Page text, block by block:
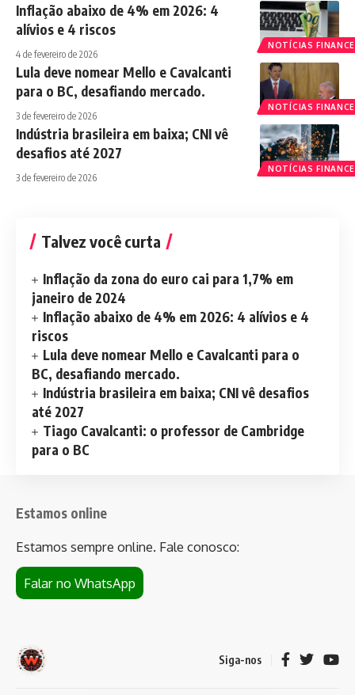
NOTÍCIAS
Inflação abaixo de 4% em 2026: 4
alívios e 4 riscos
4 de fevereiro de 2026
NOTÍCIAS
Lula deve nomear Mello e Cavalcanti
para o BC, desafiando mercado.
3 de fevereiro de 2026
NOTÍCIAS
Indústria brasileira em baixa; CNI vê
desafios até 2027
3 de fevereiro de 2026
Talvez você curta
Inflação da zona do euro cai para 1,7% em
janeiro de 2024
Inflação abaixo de 4% em 2026: 4 alívios e 4
riscos
Lula deve nomear Mello e Cavalcanti para o
BC, desafiando mercado.
Indústria brasileira em baixa; CNI vê desafios
até 2027
Tiago Cavalcanti: o professor de Cambridge
para o BC
Estamos online
Estamos sempre online. Fale conosco:
Falar no WhatsApp
Siga-nos